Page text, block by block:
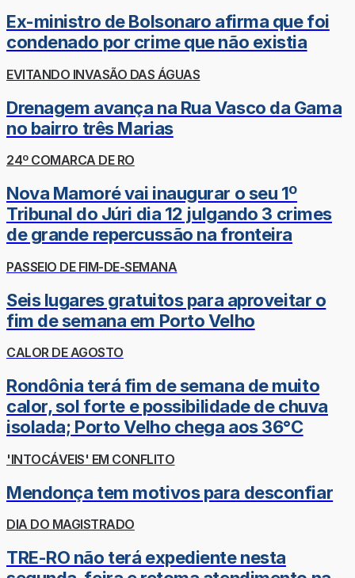
Ex-ministro de Bolsonaro afirma que foi
condenado por crime que não existia
EVITANDO INVASÃO DAS ÁGUAS
Drenagem avança na Rua Vasco da Gama
no bairro três Marias
24º COMARCA DE RO
Nova Mamoré vai inaugurar o seu 1º
Tribunal do Júri dia 12 julgando 3 crimes
de grande repercussão na fronteira
PASSEIO DE FIM-DE-SEMANA
Seis lugares gratuitos para aproveitar o
fim de semana em Porto Velho
CALOR DE AGOSTO
Rondônia terá fim de semana de muito
calor, sol forte e possibilidade de chuva
isolada; Porto Velho chega aos 36°C
'INTOCÁVEIS' EM CONFLITO
Mendonça tem motivos para desconfiar
DIA DO MAGISTRADO
TRE-RO não terá expediente nesta